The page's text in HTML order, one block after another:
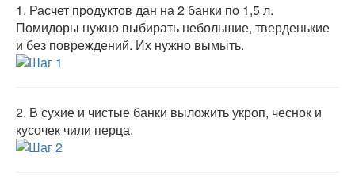
1. Расчет продуктов дан на 2 банки по 1,5 л.
Помидоры нужно выбирать небольшие, тверденькие
и без повреждений. Их нужно вымыть.
2. В сухие и чистые банки выложить укроп, чеснок и
кусочек чили перца.